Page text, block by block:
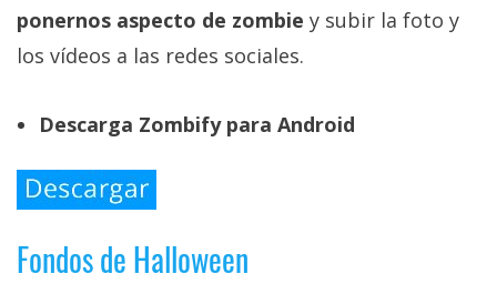
ponernos aspecto de zombie y subir la foto y
los vídeos a las redes sociales.
Descarga Zombify para Android
Fondos de Halloween